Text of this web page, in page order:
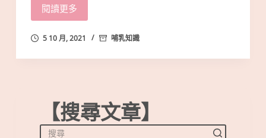
閱讀更多
5 10 月, 2021 哺乳知識
【搜尋文章】